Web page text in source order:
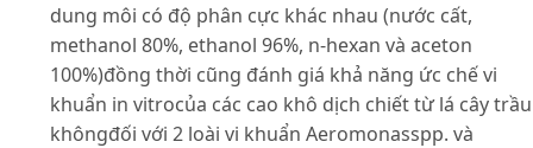
dung môi có độ phân cực khác nhau (nước cất,
methanol 80%, ethanol 96%, n-hexan và aceton
100%)đồng thời cũng đánh giá khả năng ức chế vi
khuẩn in vitrocủa các cao khô dịch chiết từ lá cây trầu
khôngđối với 2 loài vi khuẩn Aeromonasspp. và